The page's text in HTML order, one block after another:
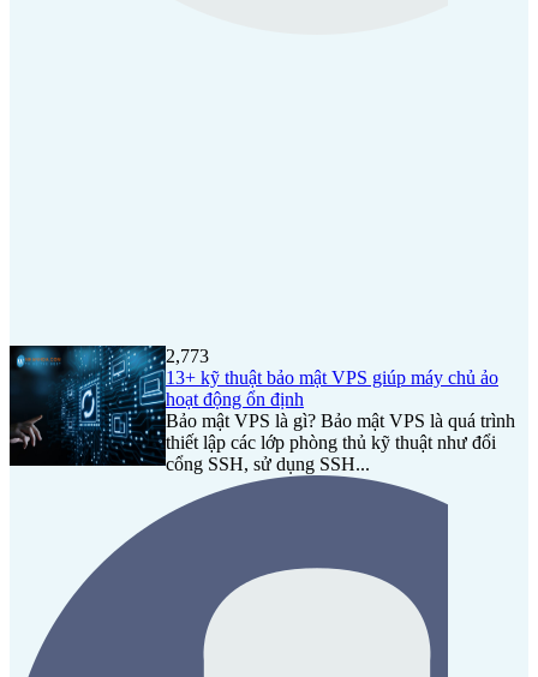
2,773
13+ kỹ thuật bảo mật VPS giúp máy chủ ảo
hoạt động ổn định
Bảo mật VPS là gì? Bảo mật VPS là quá trình
thiết lập các lớp phòng thủ kỹ thuật như đổi
cổng SSH, sử dụng SSH...